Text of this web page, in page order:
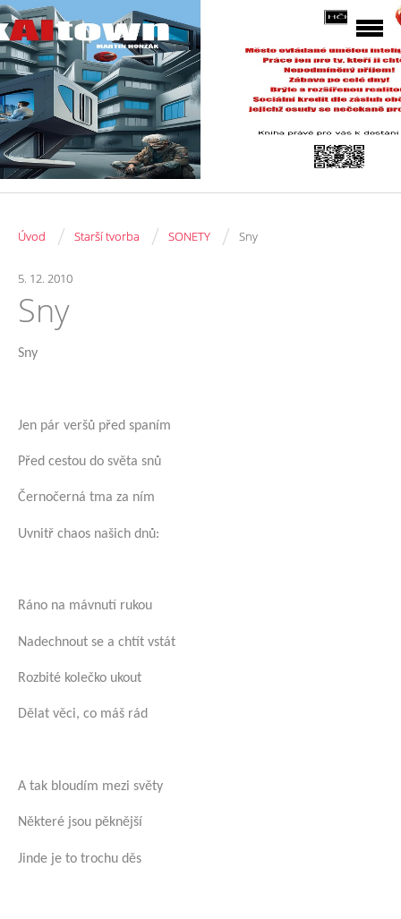
Úvod / Starší tvorba / SONETY / Sny
5. 12. 2010
Sny
Sny
Jen pár veršů před spaním
Před cestou do světa snů
Černočerná tma za ním
Uvnitř chaos našich dnů:
Ráno na mávnutí rukou
Nadechnout se a chtít vstát
Rozbité kolečko ukout
Dělat věci, co máš rád
A tak bloudím mezi světy
Některé jsou pěknější
Jinde je to trochu děs